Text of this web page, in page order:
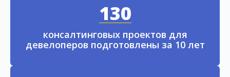
130
консалтинговых проектов для
девелоперов подготовлены за 10 лет